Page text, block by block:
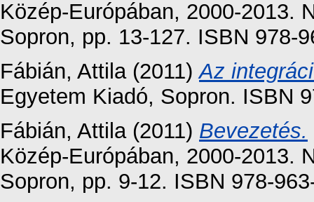
Közép-Európában, 2000-2013.
Sopron, pp. 13-127. ISBN 978-
Fábián, Attila(2011)Az
Egyetem Kiadó, Sopron. ISBN
Fábián, Attila(2011) Bevezetés.
Közép-Európában, 2000-2013.
Sopron, pp. 9-12. ISBN 978-